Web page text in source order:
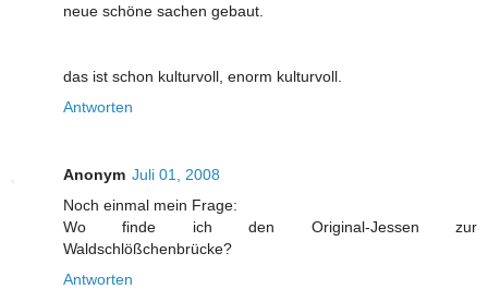
neue schöne sachen gebaut.
das ist schon kulturvoll, enorm kulturvoll.
Antworten
Anonym Juli 01, 2008
Noch einmal mein Frage:
Wo finde ich den Original-Jessen zur
Waldschlößchenbrücke?
Antworten